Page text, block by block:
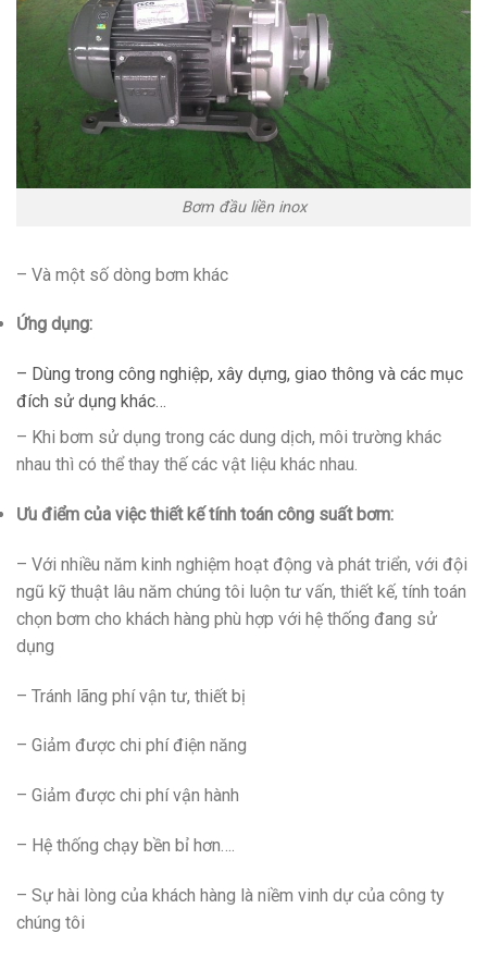
Bơm đầu liền inox
– Và một số dòng bơm khác
Ứng dụng:
– Dùng trong công nghiệp, xây dựng, giao thông và các mục
đích sử dụng khác…
– Khi bơm sử dụng trong các dung dịch, môi trường khác
nhau thì có thể thay thế các vật liệu khác nhau.
Ưu điểm của việc thiết kế tính toán công suất bơm:
– Với nhiều năm kinh nghiệm hoạt động và phát triển, với đội
ngũ kỹ thuật lâu năm chúng tôi luộn tư vấn, thiết kế, tính toán
chọn bơm cho khách hàng phù hợp với hệ thống đang sử
dụng
– Tránh lãng phí vận tư, thiết bị
– Giảm được chi phí điện năng
– Giảm được chi phí vận hành
– Hệ thống chạy bền bỉ hơn….
– Sự hài lòng của khách hàng là niềm vinh dự của công ty
chúng tôi